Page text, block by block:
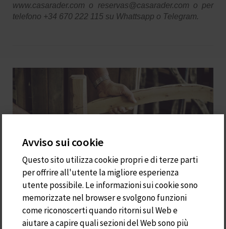
www.casarader.com o reservas@casarader.com o per
telefono +34 670 222 115 su Whattsapp o Telegram.
S'ARADER
Avviso sui cookie
Questo sito utilizza cookie propri e di terze parti
per offrire all'utente la migliore esperienza
utente possibile. Le informazioni sui cookie sono
memorizzate nel browser e svolgono funzioni
come riconoscerti quando ritorni sul Web e
aiutare a capire quali sezioni del Web sono più